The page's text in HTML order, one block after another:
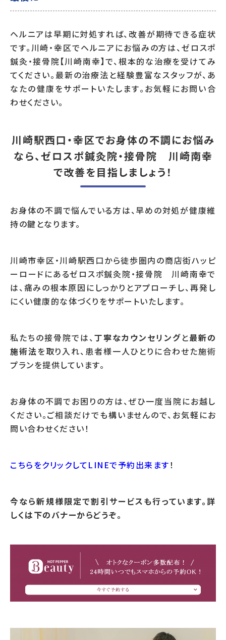
ヘルニアは早期に対処すれば、改善が期待できる症状
です。川崎・幸区でヘルニアにお悩みの方は、ゼロスポ
鍼灸・接骨院【川崎南幸】で、根本的な治療を受けてみ
てください。最新の治療法と経験豊富なスタッフが、あ
なたの健康をサポートいたします。お気軽にお問い合
わせください。
川崎駅西口・幸区でお身体の不調にお悩み
なら、ゼロスポ鍼灸院・接骨院 川崎南幸
で改善を目指しましょう！
お身体の不調で悩んでいる方は、早めの対処が健康維
持の鍵となります。
川崎市幸区・川崎駅西口から徒歩圏内の商店街ハッピ
ーロードにあるゼロスポ鍼灸院・接骨院 川崎南幸で
は、痛みの根本原因にしっかりとアプローチし、再発し
にくい健康的な体づくりをサポートいたします。
私たちの接骨院では、 丁寧なカウンセリングと最新の
施術法を取り入れ、患者様一人ひとりに合わせた施術
プランを提供しています。
お身体の不調でお困りの方は、ぜひ一度当院にお越し
ください。ご相談だけでも構いませんので、お気軽にお
問い合わせください！
こちらをクリックしてLINEで予約出来ます！
今なら新規様限定で割引サービスも行っています。詳
しくは下のバナーからどうぞ。